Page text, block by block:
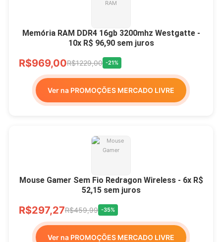
Memória RAM DDR4 16gb 3200mhz Westgatte -
10x R$ 96,90 sem juros
R$969,00R$1229,00 -21%
Ver na PROMOÇÕES MERCADO LIVRE
Mouse Gamer Sem Fio Redragon Wireless - 6x R$
52,15 sem juros
R$297,27R$459,99 -35%
Ver na PROMOÇÕES MERCADO LIVRE